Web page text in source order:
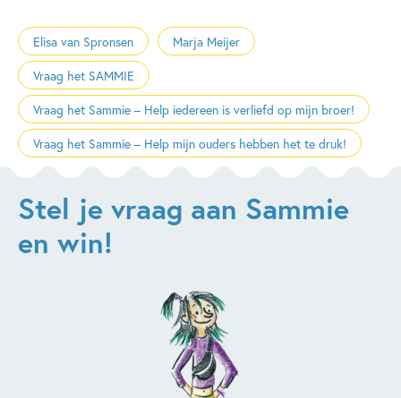
Elisa van Spronsen
Marja Meijer
Vraag het SAMMIE
Vraag het Sammie – Help iedereen is verliefd op mijn broer!
Vraag het Sammie – Help mijn ouders hebben het te druk!
Stel je vraag aan Sammie
en win!